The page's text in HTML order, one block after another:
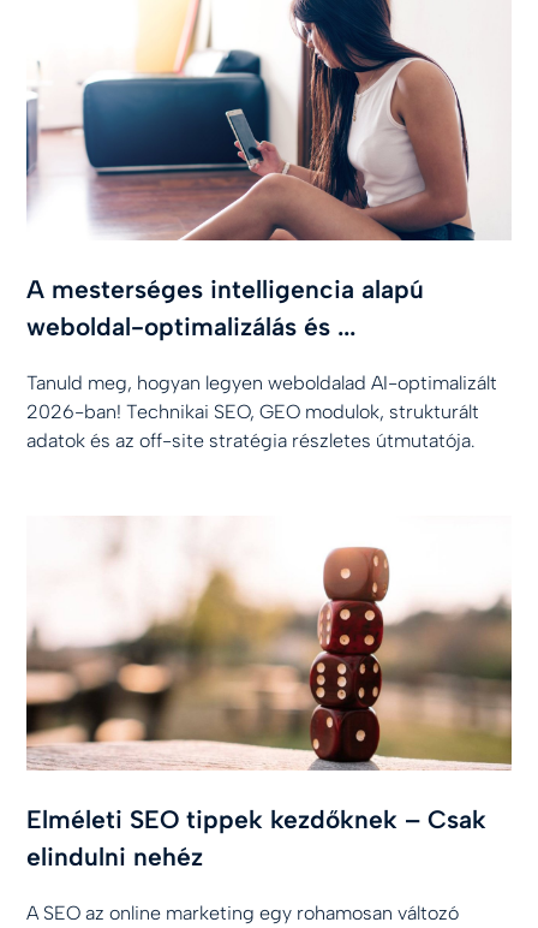
A mesterséges intelligencia alapú
weboldal-optimalizálás és ...
Tanuld meg, hogyan legyen weboldalad AI-optimalizált
2026-ban! Technikai SEO, GEO modulok, strukturált
adatok és az off-site stratégia részletes útmutatója.
Elméleti SEO tippek kezdőknek – Csak
elindulni nehéz
A SEO az online marketing egy rohamosan változó